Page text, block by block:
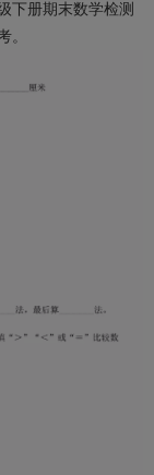
册期末数学检测
。